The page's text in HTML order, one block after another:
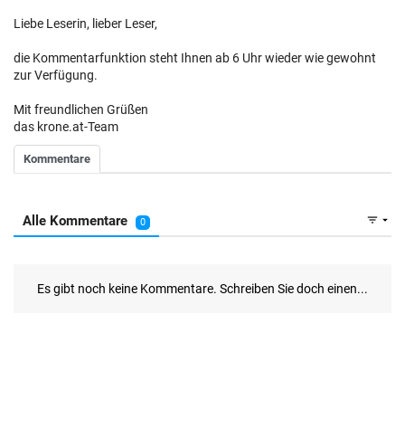
Liebe Leserin, lieber Leser,
die Kommentarfunktion steht Ihnen ab 6 Uhr wieder wie gewohnt
zur Verfügung.
Mit freundlichen Grüßen
das krone.at-Team